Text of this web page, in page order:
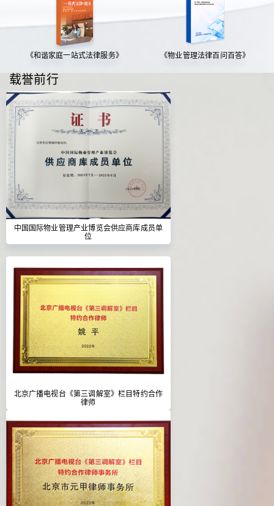
《和谐家庭一站式法律服务》 《物业管理法律百问百答》
载誉前行
中国国际物业管理产业博览会供应商库成员单
位
北京广播电视台《第三调解室》栏目特约合作
律师